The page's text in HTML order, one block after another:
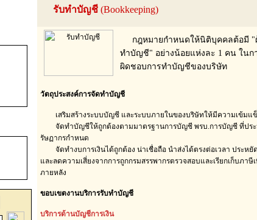
รับทำบัญชีี (Bookkeeping)
กฎหมายกำหนดให้นิติบุคคลต้อมี "
ทำบัญชี" อย่างน้อยแห่งละ 1 คน ในก
ผิดชอบการทำบัญชีของบริษัท
วัตถุประสงค์การจัดทำบัญชี
เสริมสร้างระบบบัญชี และระบบภายในของบริษัทให้มีความเข้มแ
จัดทำบัญชีให้ถูกต้องตามมาตรฐานการบัญชี พรบ.การบัญชี ที่ปร
รัษฏากรกำหนด
จัดทำงบการเงินได้ถูกต้อง น่าเชื่อถือ นำส่งได้ตรงต่อเวลา ประหยั
และลดความเสี่ยงจากการถูกกรมสรรพากรตรวจสอบและเรียกเก็บภาษี
ภายหลัง
ขอบเขตงานบริการรับทำบัญชี
บริการด้านบัญชีการเงิน